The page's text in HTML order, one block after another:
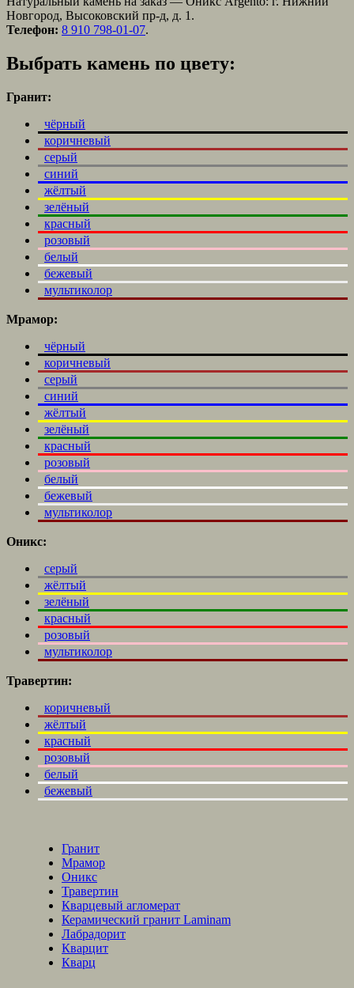
Новгород, Высоковский пр-д, д. 1.
Телефон: 8 910 798-01-07.
Выбрать камень по цвету:
Гранит:
чёрный
коричневый
серый
синий
жёлтый
зелёный
красный
розовый
белый
бежевый
мультиколор
Мрамор:
чёрный
коричневый
серый
синий
жёлтый
зелёный
красный
розовый
белый
бежевый
мультиколор
Оникс:
серый
жёлтый
зелёный
красный
розовый
мультиколор
Травертин:
коричневый
жёлтый
красный
розовый
белый
бежевый
Гранит
Мрамор
Оникс
Травертин
Кварцевый агломерат
Керамический гранит Laminam
Лабрадорит
Кварцит
Кварц